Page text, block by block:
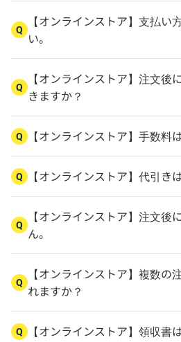
Q
【オンラインストア】支払い
い。
Q
【オンラインストア】注文後
きますか？
Q 【オンラインストア】手数料
Q 【オンラインストア】代引き
Q
【オンラインストア】注文後
ん。
Q
【オンラインストア】複数の
れますか？
Q 【オンラインストア】領収書